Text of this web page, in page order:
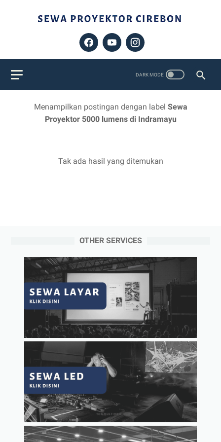
Menampilkan postingan dengan label Sewa
Proyektor 5000 lumens di Indramayu
Tak ada hasil yang ditemukan
OTHER SERVICES